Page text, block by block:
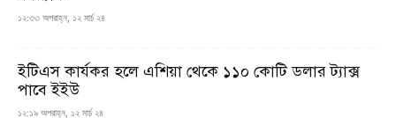
১২:৩৩ অপরাহ্ন, ১২ মার্চ ২৪
ইটিএস কার্যকর হলে এশিয়া থেকে ১১০ কোটি ডলার ট্যাক্স
পাবে ইইউ
১২:১৯ অপরাহ্ন, ১২ মার্চ ২৪